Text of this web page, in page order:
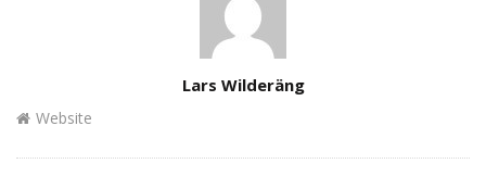
Lars Wilderäng
Website